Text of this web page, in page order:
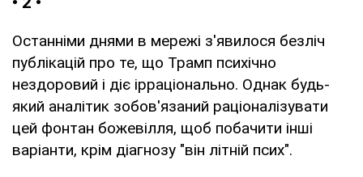
Останніми днями в мережі з'явилося безліч
публікацій про те, що Трамп психічно
нездоровий і діє ірраціонально. Однак будь-
який аналітик зобов'язаний раціоналізувати
цей фонтан божевілля, щоб побачити інші
варіанти, крім діагнозу "він літній псих".